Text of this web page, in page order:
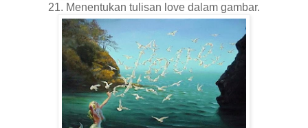
21. Menentukan tulisan love dalam gambar.